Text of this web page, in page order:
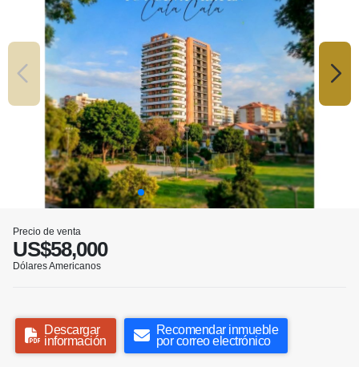
Precio de venta
US$58,000
Dólares Americanos
Descargar
información
Recomendar inmueble
por correo electrónico